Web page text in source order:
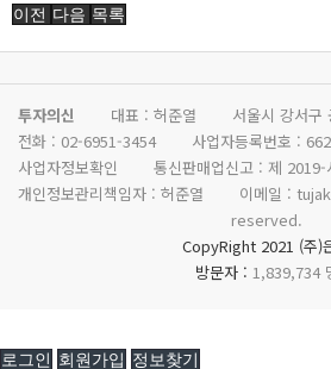
이전 다음 목록
투자의신 대표 : 허준열
서울시 강서구
전화 : 02-6951-3454 사업자등록번호 :
사업자정보확인
통신판매업신고 : 제 2019-
개인정보관리책임자 : 허준열
이메일 :
reserved.
CopyRight 2021 (주)
방문자 : 1,839,734
로그인 회원가입 정보찾기